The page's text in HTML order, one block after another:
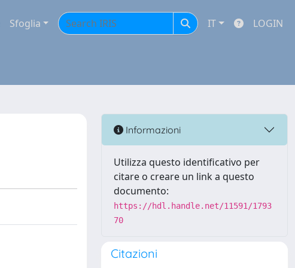
Sfoglia IT LOGIN
Informazioni
Utilizza questo identificativo per
citare o creare un link a questo
documento:
https://hdl.handle.net/11591/1793
70
Citazioni